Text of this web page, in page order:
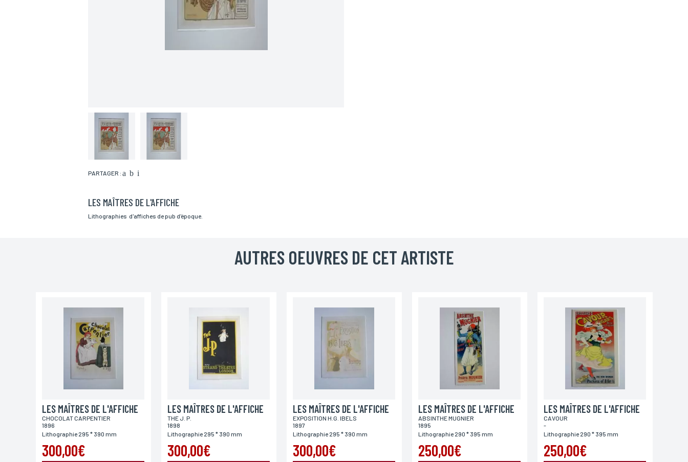
PARTAGER :
Nom*
Ville
Lieu de livraison*
Monde
LES MAÎTRES DE L'AFFICHE
Lithographies d'affiches de pub d'époque.
AUTRES OEUVRES DE CET ARTISTE
LES MAÎTRES DE L'AFFICHE
CHOCOLAT CARPENTIER
1896
Lithographie 295 * 390 mm
300,00€
LES MAÎTRES DE L'AFFICHE
THE J. P.
1898
Lithographie 295 * 390 mm
300,00€
LES MAÎTRES DE L'AFFICHE
EXPOSITION H.G. IBELS
1897
Lithographie 295 * 390 mm
300,00€
LES MAÎTRES DE L'AFFICHE
ABSINTHE MUGNIER
1895
Lithographie 290 * 395 mm
250,00€
LES MAÎTRES DE L'AFFICHE
CAVOUR
-
Lithographie 290 * 395 mm
250,00€